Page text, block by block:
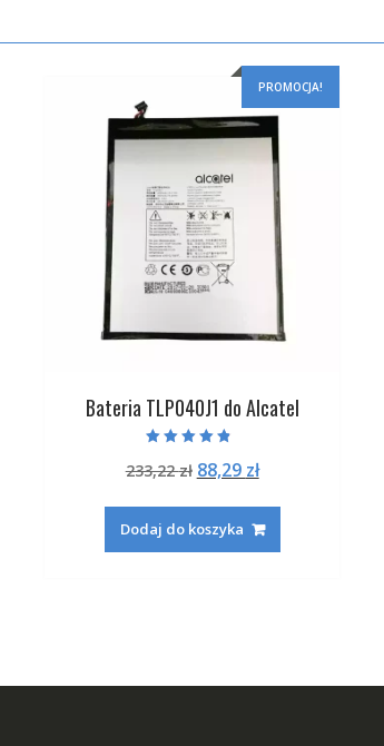
PROMOCJA!
Bateria TLP040J1 do Alcatel
4.50
na 5
233,22zł Pierwotna
wynosiła:
233,22 zł.
88,29 złAktualna
88,29 zł.
Dodaj do koszyka